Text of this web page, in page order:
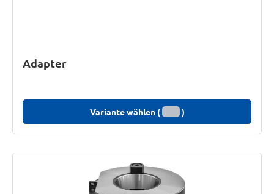
Adapter
Variante wählen ( )